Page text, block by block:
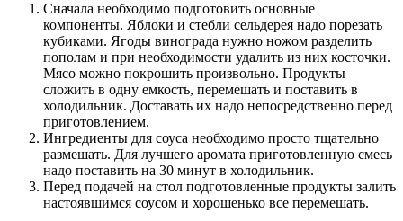
Сначала необходимо подготовить основные
компоненты. Яблоки и стебли сельдерея надо порезать
кубиками. Ягоды винограда нужно ножом разделить
пополам и при необходимости удалить из них косточки.
Мясо можно покрошить произвольно. Продукты
сложить в одну емкость, перемешать и поставить в
холодильник. Доставать их надо непосредственно перед
приготовлением.
Ингредиенты для соуса необходимо просто тщательно
размешать. Для лучшего аромата приготовленную смесь
надо поставить на 30 минут в холодильник.
Перед подачей на стол подготовленные продукты залить
настоявшимся соусом и хорошенько все перемешать.